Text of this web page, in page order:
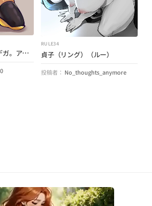
RULE34
貞子（リング）（ルー）
投稿者： No_thoughts_anymore
魅力的なキット・ボデガ。アート: (spacebunnyiris) (gameoververse)